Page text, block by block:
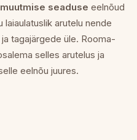
seaduse eelnõud
arutelu nende
tagajärgede üle. Rooma-
selles arutelus ja
eelnõu juures.